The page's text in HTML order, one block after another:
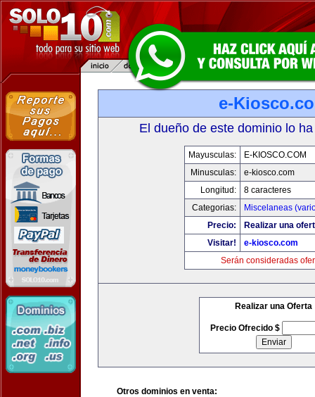
e-
El dueño de este dominio lo
Mayusculas:
E-KIOSCO.COM
Minusculas:
e-kiosco.com
Longitud:
8 caracteres
Categorias:
Miscelaneas
Precio:
Realizar una
Visitar!
e-kiosco.com
Serán consideradas
Realizar una Oferta
Precio Ofrecido $
Otros dominios en venta: